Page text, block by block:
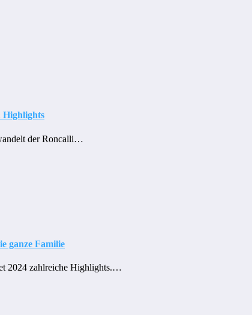
Highlights
der Roncalli…
ganze Familie
2024 zahlreiche Highlights.…